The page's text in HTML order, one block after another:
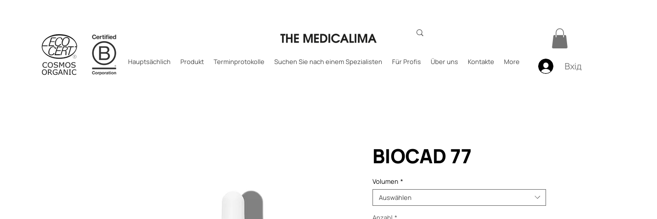
Hauptsächlich Produkt Terminprotokolle Suchen Sie nach einem Spezialisten Für Profis Über uns Kontakte More Вхід
BIOCAD 77
Volumen *
Auswählen